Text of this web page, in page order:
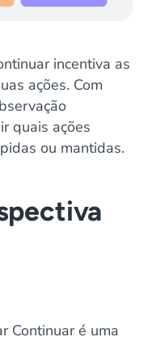
incentiva as
ações. Com
quais ações
ou mantidas.
Continuar é uma